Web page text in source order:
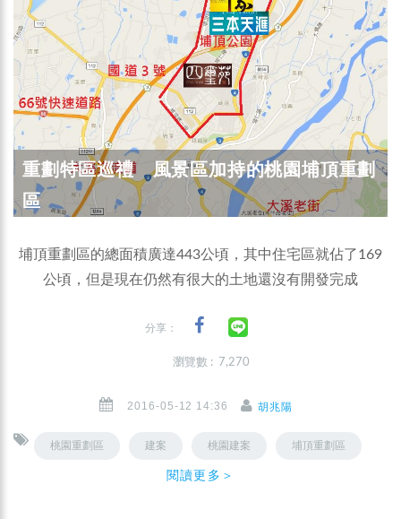
重劃特區巡禮 風景區加持的桃園埔頂重劃
區
埔頂重劃區的總面積廣達443公頃，其中住宅區就佔了169
公頃，但是現在仍然有很大的土地還沒有開發完成
分享：
瀏覽數 : 7,270
2016-05-12 14:36 胡兆陽
桃園重劃區 建案 桃園建案 埔頂重劃區
閱讀更多＞